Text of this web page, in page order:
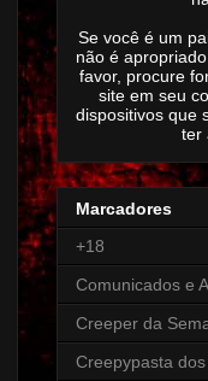
Se você é um
não é
favor, procure
site em seu
dispositivos que
ter
Marcadores
+18
Comunicados e
Creeper da
Creepypasta